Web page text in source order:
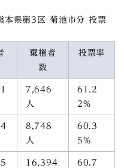
本県第3区 菊池市分 投票
棄権者
数
投票率
7,646
人
61.2
2%
8,748
人
60.3
5%
16,394
60.7